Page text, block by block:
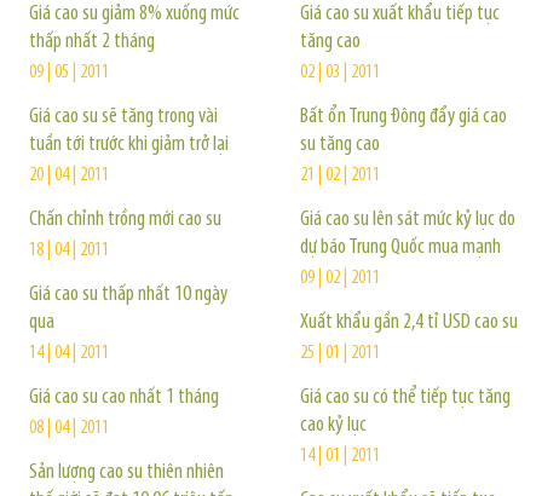
Giá cao su giảm 8% xuống mức
thấp nhất 2 tháng
09 | 05 | 2011
Giá cao su sẽ tăng trong vài
tuần tới trước khi giảm trở lại
20 | 04 | 2011
Chấn chỉnh trồng mới cao su
18 | 04 | 2011
Giá cao su thấp nhất 10 ngày
qua
14 | 04 | 2011
Giá cao su cao nhất 1 tháng
08 | 04 | 2011
Sản lượng cao su thiên nhiên
Giá cao su xuất khẩu tiếp tục
tăng cao
02 | 03 | 2011
Bất ổn Trung Đông đẩy giá cao
su tăng cao
21 | 02 | 2011
Giá cao su lên sát mức kỷ lục do
dự báo Trung Quốc mua mạnh
09 | 02 | 2011
Xuất khẩu gần 2,4 tỉ USD cao su
25 | 01 | 2011
Giá cao su có thể tiếp tục tăng
cao kỷ lục
14 | 01 | 2011